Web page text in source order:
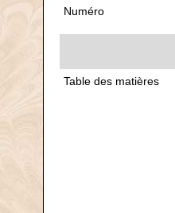
Numéro
Table des matières